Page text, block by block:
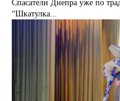
Спасатели Днепра уже по
“Шкатулка...